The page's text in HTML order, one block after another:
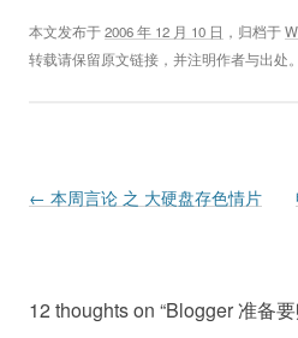
本文发布于2006 年 12 月 10 日 ，归档于
转载请保留原文链接，并注明作者与出处。
Post navigation
← 本周言论 之 大硬盘存色情片
12 thoughts on “Blogger 准备